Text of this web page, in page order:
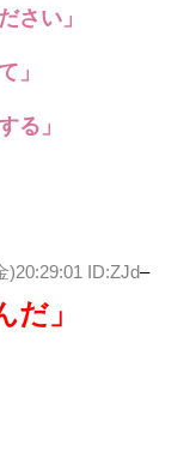
さい」
」
る」
)20:29:01 ID:ZJd–
」